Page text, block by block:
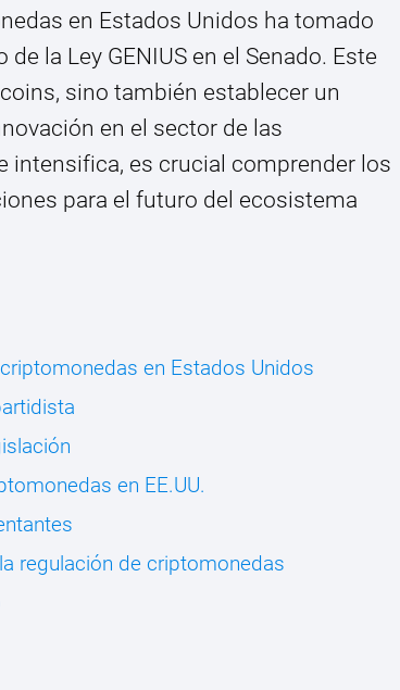
en Estados Unidos ha tomado
la Ley GENIUS en el Senado. Este
sino también establecer un
en el sector de las
intensifica, es crucial comprender los
para el futuro del ecosistema
en Estados Unidos
en EE.UU.
regulación de criptomonedas